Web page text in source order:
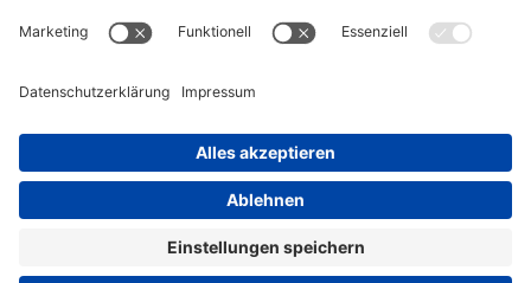
5. Oktober 2012 um 20:17
#40
Endlich ist mal wieder was los hier.
[Blockierte Grafik:http://foto.arcor-
online.net/palb/alben/50/741950/6462396235363264.jpg]
Inhalt melden
Datenschutzerklärung